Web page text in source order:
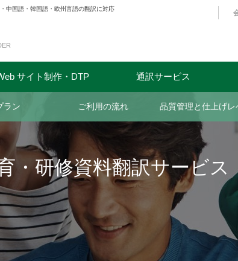
中国語・韓国語・欧州言語の翻訳に対応
ラン ご利用の流れ 品質管理と仕上げレ
サイト制作・DTP 通訳サービス
・研修資料翻訳サービス